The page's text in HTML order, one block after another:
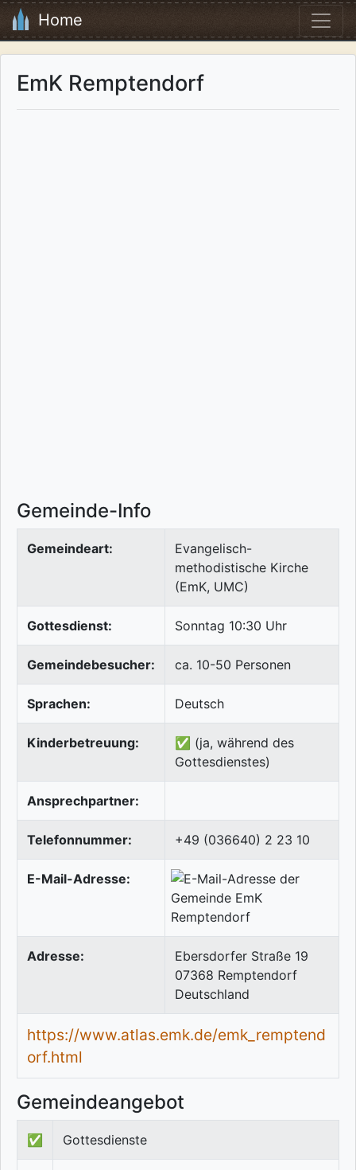
Home
EmK Remptendorf
Gemeinde-Info
Gemeindeart:
Evangelisch-
methodistische Kirche
(EmK, UMC)
Gottesdienst: Sonntag 10:30 Uhr
Gemeindebesucher: ca. 10-50 Personen
Sprachen: Deutsch
Kinderbetreuung:
✅ (ja, während des
Gottesdienstes)
Ansprechpartner:
Telefonnummer: +49 (036640) 2 23 10
E-Mail-Adresse:
Adresse:
Ebersdorfer Straße 19
07368 Remptendorf
Deutschland
https://www.atlas.emk.de/emk_remptend
orf.html
Gemeindeangebot
✅ Gottesdienste